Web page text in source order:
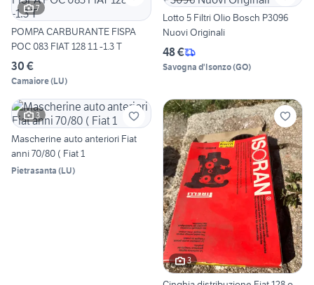
7
POMPA CARBURANTE FISPA
POC 083 FIAT 128 1.1 -1.3 T
30 €
Camaiore(LU)
Lotto 5 Filtri Olio Bosch P3096
Nuovi Originali
48 €
Savogna d'Isonzo(GO)
3
Mascherine auto anteriori Fiat
anni 70/80 ( Fiat 1
Pietrasanta (LU)
3